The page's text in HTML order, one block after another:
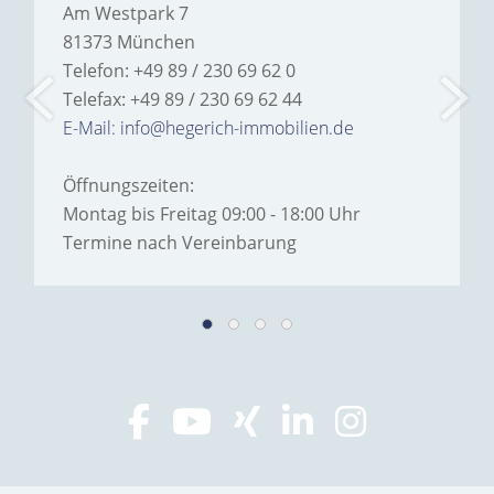
Am Westpark 7
81373 München
Telefon: +49 89 / 230 69 62 0
Telefax: +49 89 / 230 69 62 44
E-Mail: info@hegerich-immobilien.de
Öffnungszeiten:
Montag bis Freitag 09:00 - 18:00 Uhr
Termine nach Vereinbarung